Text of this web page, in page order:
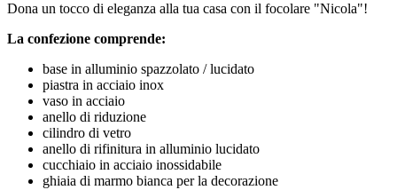
Dona un tocco di eleganza alla tua casa con il focolare "Nicola"!
La confezione comprende:
base in alluminio spazzolato / lucidato
piastra in acciaio inox
vaso in acciaio
anello di riduzione
cilindro di vetro
anello di rifinitura in alluminio lucidato
cucchiaio in acciaio inossidabile
ghiaia di marmo bianca per la decorazione